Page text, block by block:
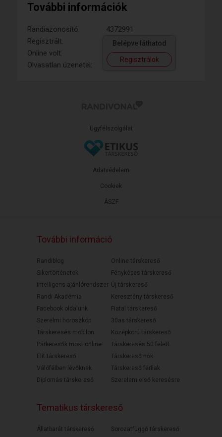
További információk
Randiazonosító:
4372991
Regisztrált:
Online volt:
Olvasatlan üzenetei:
Belépve láthatod
Regisztrálok
Ügyfélszolgálat
ÁSZF
Adatvédelem
Cookiek
További információ
Randiblog
Sikertörténetek
Intelligens ajánlórendszer
Randi Akadémia
Facebook oldalunk
Szerelmi horoszkóp
Társkeresés mobilon
Párkeresők most online
Elit társkereső
Válófélben lévőknek
Diplomás társkereső
Online társkereső
Fényképes társkereső
Új társkereső
Keresztény társkereső
Fiatal társkereső
30as társkereső
Középkorú társkereső
Társkeresés 50 felett
Társkereső nők
Társkereső férfiak
Szerelem első keresésre
Tematikus társkereső
Állatbarát társkereső
Sorozatfüggő társkereső